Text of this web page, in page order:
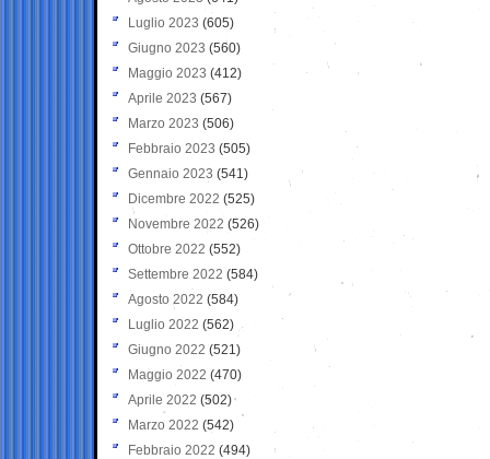
Luglio 2023 (605)
Giugno 2023 (560)
Maggio 2023 (412)
Aprile 2023 (567)
Marzo 2023 (506)
Febbraio 2023 (505)
Gennaio 2023 (541)
Dicembre 2022 (525)
Novembre 2022 (526)
Ottobre 2022 (552)
Settembre 2022 (584)
Agosto 2022 (584)
Luglio 2022 (562)
Giugno 2022 (521)
Maggio 2022 (470)
Aprile 2022 (502)
Marzo 2022 (542)
Febbraio 2022 (494)